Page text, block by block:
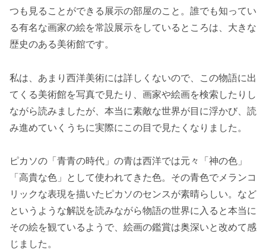
つも見ることができる展示の部屋のこと。誰でも知ってい
る有名な画家の絵を常設展示をしているところは、大きな
歴史のある美術館です。
私は、あまり西洋美術には詳しくないので、この物語に出
てくる美術館を写真で見たり、画家や絵画を検索したりし
ながら読みましたが、本当に素敵な世界が目に浮かび、読
み進めていくうちに実際にこの目で見たくなりました。
ピカソの「青青の時代」の青は西洋では元々「神の色」
「高貴な色」として使われてきた色。その青色でメランコ
リックな表現を描いたピカソのセンスが素晴らしい。など
というような解説を読みながら物語の世界に入ると本当に
その絵を観ているようで、絵画の鑑賞は奥深いと改めて感
じました。